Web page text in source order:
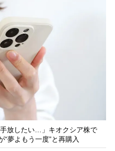
手放したい…」キオクシア株で
夢よもう一度”と再購入